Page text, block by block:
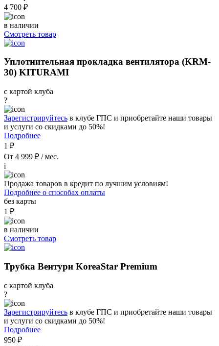
4 700 ₽
в наличии
Смотреть товар
Уплотнительная прокладка вентилятора (KRM-
30) KITURAMI
с картой клуба
?
Зарегистрируйтесь в клубе ГПС и приобретайте наши товары
и услуги со скидками до 50%!
Подробнее
1 ₽
От 4 999 ₽ / мес.
i
Продажа товаров в кредит по лучшим условиям!
Подробнее о способах оплаты
без карты
1 ₽
в наличии
Смотреть товар
Трубка Вентури KoreaStar Premium
с картой клуба
?
Зарегистрируйтесь в клубе ГПС и приобретайте наши товары
и услуги со скидками до 50%!
Подробнее
950 ₽